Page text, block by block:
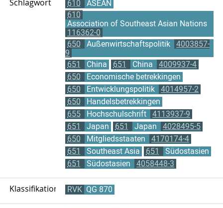
Schlagwort 610
ASEAN
610
Association of Southeast Asian Nations
116362-0
650
Außenwirtschaftspolitik
4003857-
9
651
China 651 China
4009937-4
650
Economische betrekkingen
650
Entwicklungspolitik
4014957-2
650
Handelsbetrekkingen
655
Hochschulschrift
4113937-9
651
Japan 651 Japan
4028495-5
650
Mitgliedsstaaten
4170174-4
651
Southeast Asia 651
Südostasien
651
Südostasien 4058448-3
Klassifikation RVK QG 870